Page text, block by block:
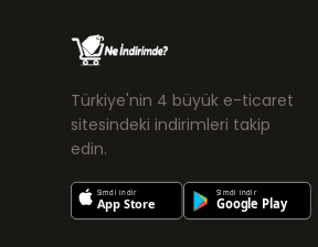
Türkiye'nin 4 büyük e-ticaret
sitesindeki indirimleri takip
edin.